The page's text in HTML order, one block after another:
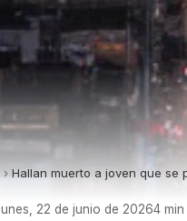
› Hallan muerto a joven que se
lunes, 22 de junio de 20264